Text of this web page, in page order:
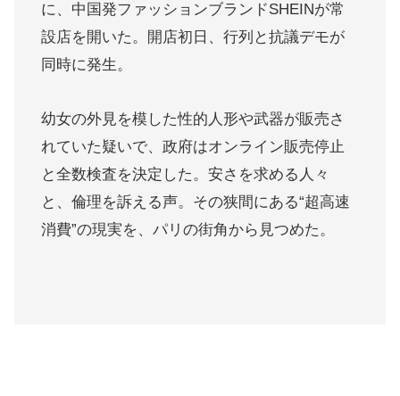
に、中国発ファッションブランドSHEINが常
設店を開いた。
開店初日、行列と抗議デモが
同時に発生。
幼女の外見を模した性的人形や武器が販売さ
れていた疑いで、政府はオンライン販売停止
と全数検査を決定した。 安さを求める人々
と、倫理を訴える声。その狭間にある“超高速
消費”の現実を、パリの街角から見つめた。